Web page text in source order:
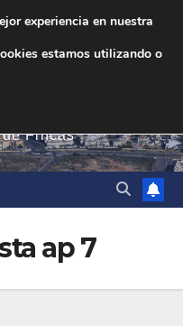
Fincas
ap 7
experiencia en nuestra
estamos utilizando o